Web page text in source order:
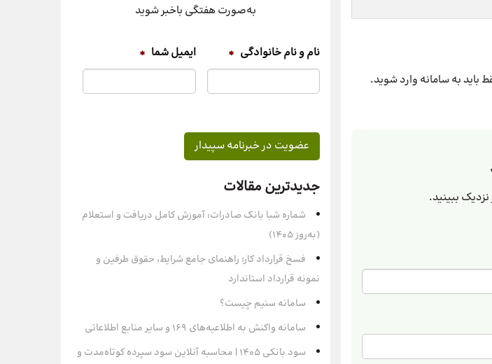
باید به سامانه وارد شوید.
ببینید.
به‌صورت هفتگی باخبر شوید
نام و نام خانوادگی * ایمیل شما *
جدیدترین مقالات
شماره شبا بانک صادرات: آموزش کامل دریافت و استعلام
(به‌روز ۱۴۰۵)
فسخ قرارداد کار؛ راهنمای جامع شرایط، حقوق طرفین و
نمونه قرارداد استاندارد
سامانه سنیم چیست؟
سامانه واکنش به اطلاعیه‌های 169 و سایر منابع اطلاعاتی
سود بانکی 1405 | محاسبه آنلاین سود سپرده‌ کوتاه‌مدت و